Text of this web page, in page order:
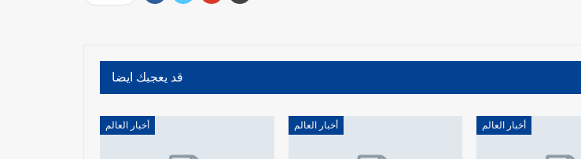
قد يعجبك ايضا
أخبار العالم أخبار العالم أخبار العالم